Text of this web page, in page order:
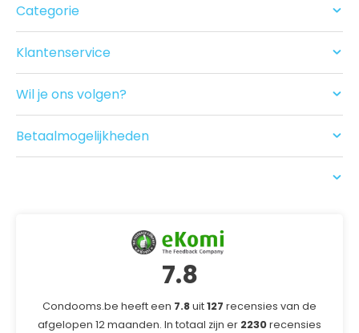
Categorie
Seksspeeltjes
Acties
Drogist
Nieuwe producten
Klantenservice
Betalen
Bezorgen
Recensies
Wil je ons volgen?
Betaalmogelijkheden
7.8
Condooms.be heeft een 7.8uit127 recensies van de
afgelopen 12 maanden. In totaal zijn er 2230recensies